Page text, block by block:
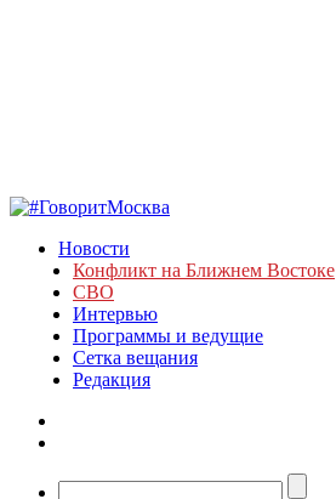
Новости
Конфликт на Ближнем Востоке
СВО
Интервью
Программы и ведущие
Сетка вещания
Редакция